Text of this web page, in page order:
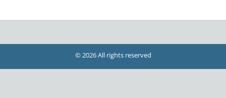
© 2026 All rights reserved